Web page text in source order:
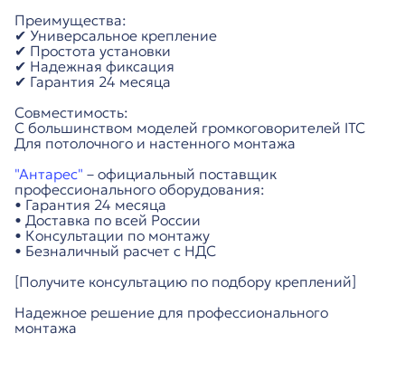
Преимущества:
✔ Универсальное крепление
✔ Простота установки
✔ Надежная фиксация
✔ Гарантия 24 месяца
Совместимость:
С большинством моделей громкоговорителей ITC
Для потолочного и настенного монтажа
"Антарес" – официальный поставщик
профессионального оборудования:
• Гарантия 24 месяца
• Доставка по всей России
• Консультации по монтажу
• Безналичный расчет с НДС
[Получите консультацию по подбору креплений]
Надежное решение для профессионального
монтажа